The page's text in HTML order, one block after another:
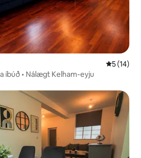
5 af 5 í
5 (14)
íbúð • Nálægt Kelham-eyju